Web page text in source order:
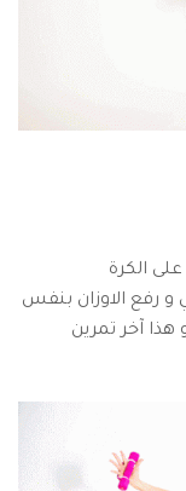
الكرة
و رفع الاوزان بنفس
آخر تمرين